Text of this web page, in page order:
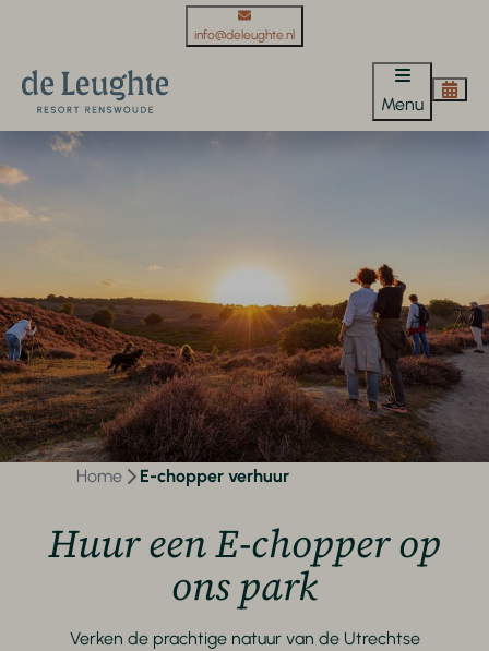
info@deleughte.nl
Menu
Home E-chopper verhuur
Huur een E-chopper op
ons park
Verken de prachtige natuur van de Utrechtse